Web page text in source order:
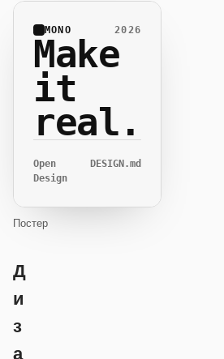
MONO 2026
Make
it
real.
Open
Design
DESIGN.md
Постер
Д
и
з
а